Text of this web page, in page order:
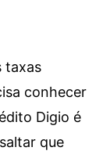
taxas
conhecer
Digio é
que